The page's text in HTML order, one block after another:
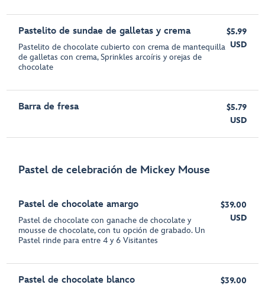
Pastelito de sundae de galletas y crema
Pastelito de chocolate cubierto con crema de mantequilla
de galletas con crema, Sprinkles arcoíris y orejas de
chocolate
$5.99
USD
Barra de fresa
$5.79
USD
Pastel de celebración de Mickey Mouse
Pastel de chocolate amargo
Pastel de chocolate con ganache de chocolate y
mousse de chocolate, con tu opción de grabado. Un
Pastel rinde para entre 4 y 6 Visitantes
$39.00
USD
Pastel de chocolate blanco
$39.00